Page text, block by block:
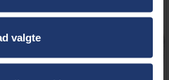
valgte